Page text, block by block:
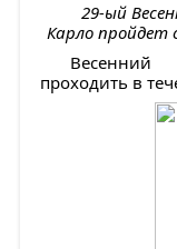
29-ый
Карло пройдет
Весенний
проходить в